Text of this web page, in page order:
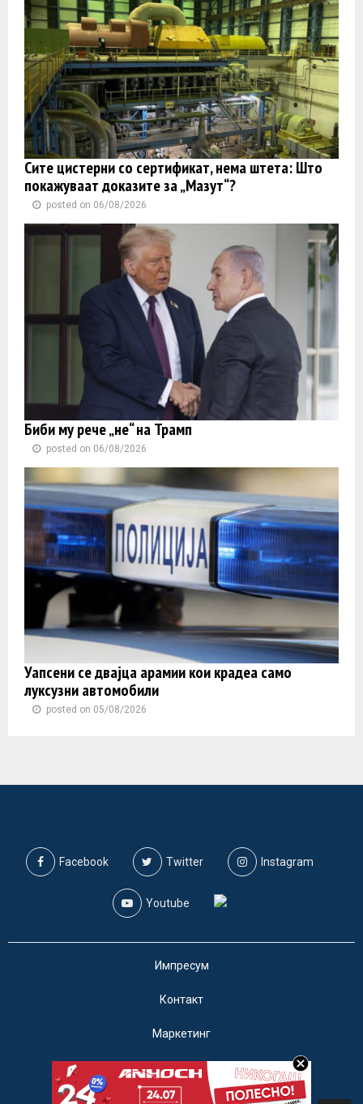
Сите цистерни со сертификат, нема штета: Што
покажуваат доказите за „Мазут“?
posted on 06/08/2026
Биби му рече „не“ на Трамп
posted on 06/08/2026
Уапсени се двајца арамии кои крадеа само
луксузни автомобили
posted on 05/08/2026
Facebook Twitter Instagram
Youtube
Импресум
Контакт
Маркетинг
Услови за користење
@2019 - A1on. Сите права задржани.